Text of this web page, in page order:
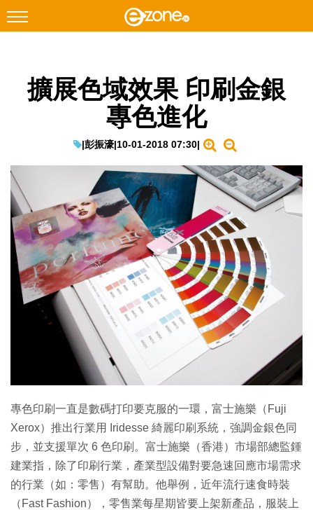
Facebook Instagram
遊戲動漫
教學評測
EduTech
IT Times
生成式AI與雲端應用
Enterprise Digital Transformation
擴展色域效果 印刷金銀
專色進化
|彭振濠|10-01-2018 07:30|
專色印刷一直是數碼打印要克服的一環，富士施樂（Fuji
Xerox）推出行業用 Iridesse 綺麗印刷系統，強調金銀色同
步，並支援單次 6 色印刷。富士施樂（香港）市場部總監鍾
建業指，除了印刷行業，產業型設備對要急速回應市場需求
的行業（如：零售）有幫助。他舉例，近年流行速食時裝
（Fast Fashion），零售業每星期皆要上架新產品，服裝上